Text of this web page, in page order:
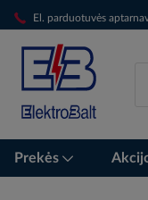
El. parduotuvės
Skip
to
Content
Prekės